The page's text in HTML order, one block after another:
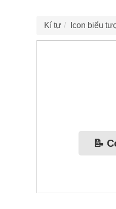
Kí tự Icon biểu
📝